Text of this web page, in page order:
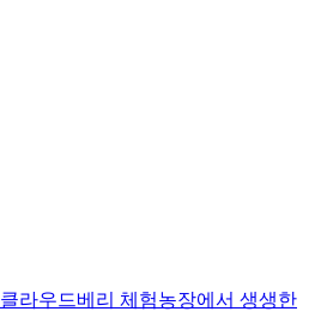
클라우드베리 체험농장에서 생생한